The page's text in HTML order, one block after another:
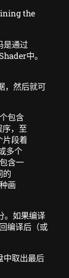
the
是通过
中。
，然后就可
包含
，至
片段着
多个
含一
的
画
。如果编译
编译后（或
中取出最后